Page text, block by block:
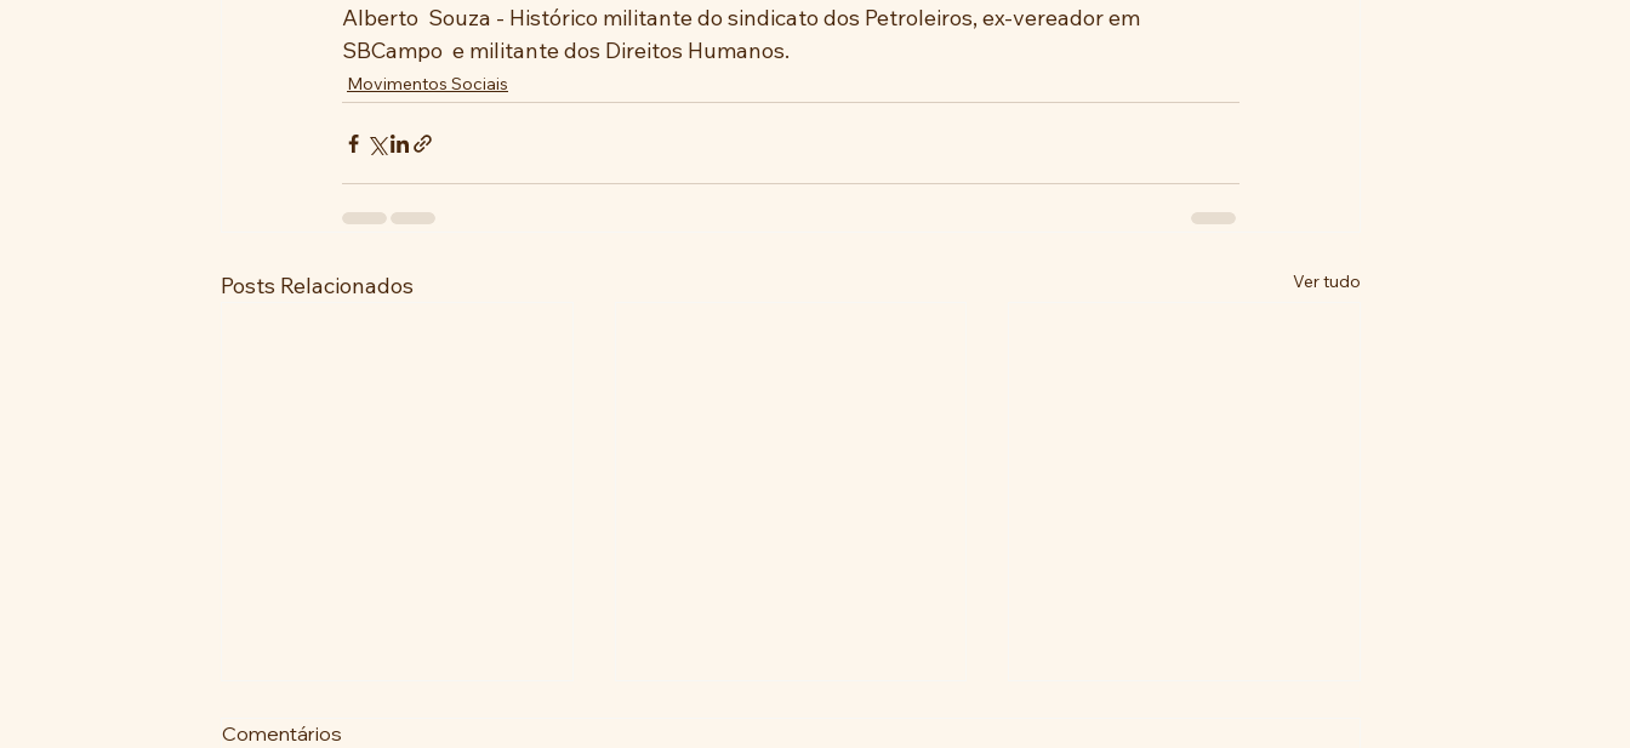
Alberto  Souza - Histórico militante do sindicato dos Petroleiros, ex-vereador em
SBCampo  e militante dos Direitos Humanos.
Movimentos Sociais
Posts Relacionados Ver tudo
Comentários